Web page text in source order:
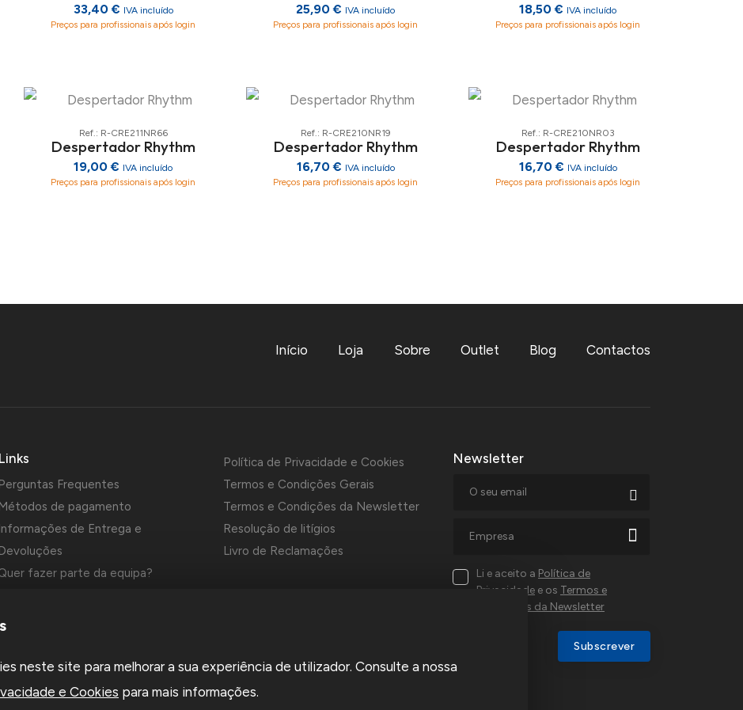
33,40 € IVA incluído
Preços para profissionais após login
25,90 € IVA incluído
Preços para profissionais após login
18,50 € IVA incluído
Preços para profissionais após login
Ref.: R-CRE211NR66
Despertador Rhythm
19,00 € IVA incluído
Preços para profissionais após login
Ref.: R-CRE210NR19
Despertador Rhythm
16,70 € IVA incluído
Preços para profissionais após login
Ref.: R-CRE210NR03
Despertador Rhythm
16,70 € IVA incluído
Preços para profissionais após login
Início Loja Sobre Outlet Blog Contactos
Links
Perguntas Frequentes
Métodos de pagamento
Informações de Entrega e
Devoluções
fazer parte da equipa?
Política de Privacidade e Cookies
Termos e Condições Gerais
Termos e Condições da Newsletter
Resolução de litígios
Livro de Reclamações
Newsletter
Li e aceito a Política de
Privacidade e os Termos e
Condições da Newsletter
Subscrever
em 1969. Dedica-se à importação e comércio de produtos,
e ferramentas especializadas para as atividades de relojoaria e
neste site para melhorar a sua experiência de utilizador. Consulte a nossa
e Cookies para mais informações.